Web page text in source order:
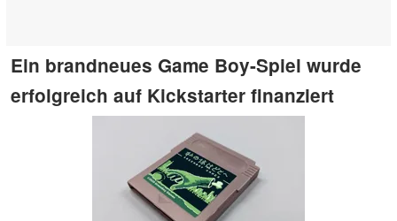
Ein brandneues Game Boy-Spiel wurde
erfolgreich auf Kickstarter finanziert